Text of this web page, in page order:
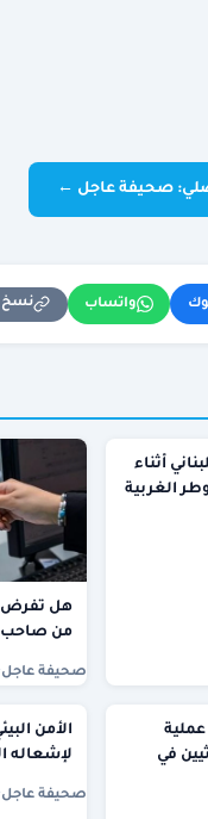
صحيفة عاجل ←
واتساب نسخ
أثناء
الغربية
هل تفرض
من صاحب
صحيفة عاجل
عملية
في
الأمن
لإشعاله
صحيفة عاجل